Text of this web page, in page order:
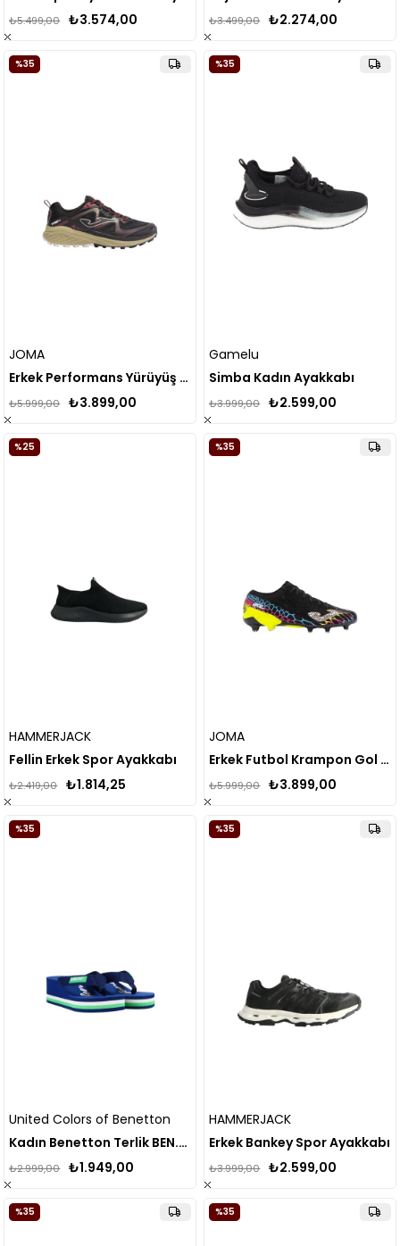
₺3.574,00
₺5.499,00
₺2.274,00
₺3.499,00
JOMA
Erkek Performans Yürüyüş Ayakkabı Trek Men 2401 Tktrew2401
₺3.899,00
₺5.999,00
%35
Gamelu
Simba Kadın Ayakkabı
₺2.599,00
₺3.999,00
%35
HAMMERJACK
Fellin Erkek Spor Ayakkabı
₺1.814,25
₺2.419,00
%25
JOMA
Erkek Futbol Krampon Gol 2401 Firm Ground Golw2401Fg
₺3.899,00
₺5.999,00
%35
United Colors of Benetton
Kadın Benetton Terlik BEN.10218
₺1.949,00
₺2.999,00
%35
HAMMERJACK
Erkek Bankey Spor Ayakkabı
₺2.599,00
₺3.999,00
%35
%35 %35